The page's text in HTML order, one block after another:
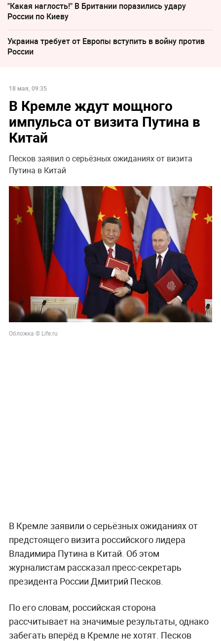
"Какая наглость!" В Британии поразились удару
России по Киеву
Украина требует от Европы вступить в войну против
России
18 мая, 09:35
В Кремле ждут мощного
импульса от визита Путина в
Китай
Песков заявил о серьёзных ожиданиях от визита
Путина в Китай
Обложка © Life.ru
В Кремле заявили о серьёзных ожиданиях от
предстоящего визита российского лидера
Владимира Путина в Китай. Об этом
журналистам рассказал пресс-секретарь
президента России Дмитрий Песков.
По его словам, российская сторона
рассчитывает на значимые результаты, однако
забегать вперёд в Кремле не хотят. Песков